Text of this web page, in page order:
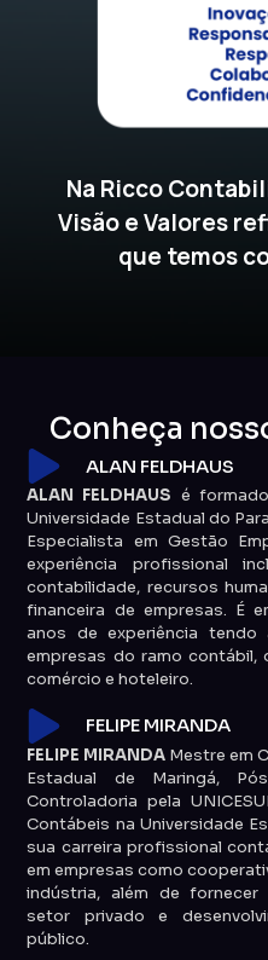
Na Ricco
Visão e Valores
que temos
Conheça
ALAN FELDHAUS
ALAN FELDHAUS é
Universidade Estadual do
Especialista em Gestão
experiência profissional
contabilidade, recursos
financeira de empresas. É
anos de experiência
empresas do ramo contábil,
comércio e hoteleiro.
FELIPE MIRANDA
FELIPE MIRANDA Mestre em
Estadual de Maringá,
Controladoria pela
Contábeis na Universidade
sua carreira profissional
em empresas como
indústria, além de fornecer
setor privado e
público.